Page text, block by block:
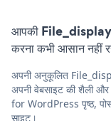
आपकी
करना कभी आसान नहीं
अपनी अनुकूलित
अपनी वेबसाइट की शैली
for WordPress पृष्ठ,
साइट।